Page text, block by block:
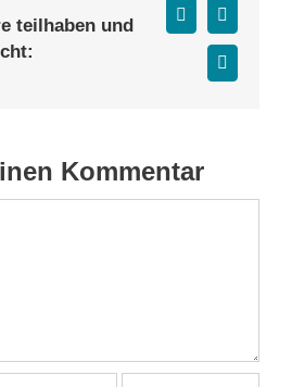
teilhaben und
Facebook
X
E-
Mail
Kommentar